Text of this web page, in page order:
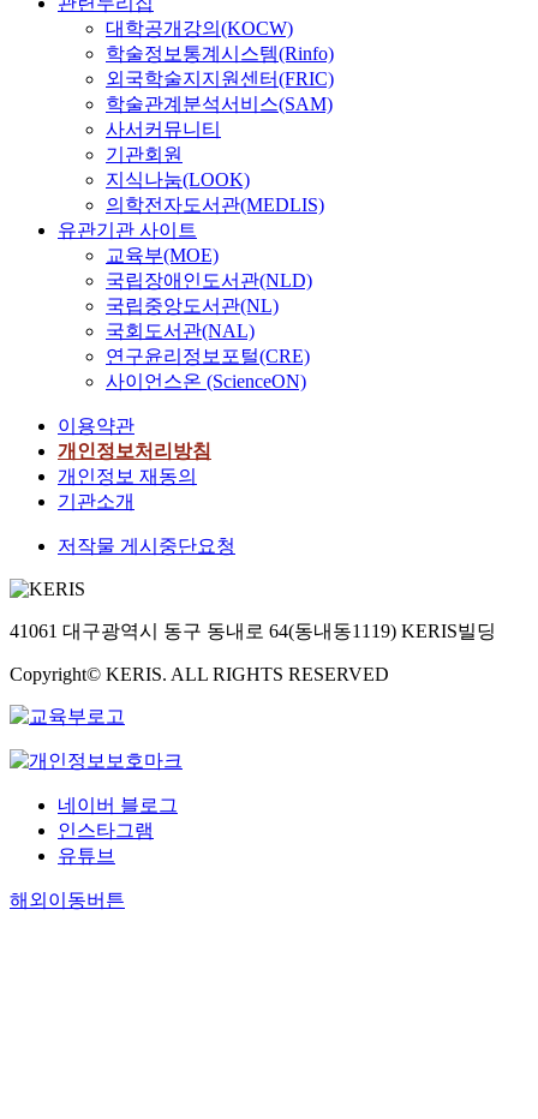
대학공개강의(KOCW)
학술정보통계시스템(Rinfo)
외국학술지지원센터(FRIC)
학술관계분석서비스(SAM)
사서커뮤니티
기관회원
지식나눔(LOOK)
의학전자도서관(MEDLIS)
유관기관 사이트
교육부(MOE)
국립장애인도서관(NLD)
국립중앙도서관(NL)
국회도서관(NAL)
연구윤리정보포털(CRE)
사이언스온 (ScienceON)
이용약관
개인정보처리방침
개인정보 재동의
기관소개
저작물 게시중단요청
41061 대구광역시 동구 동내로 64(동내동1119) KERIS빌딩
Copyright© KERIS. ALL RIGHTS RESERVED
네이버 블로그
인스타그램
유튜브
해외이동버튼